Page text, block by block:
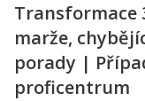
Transformace
marže,
porady |
proficentrum